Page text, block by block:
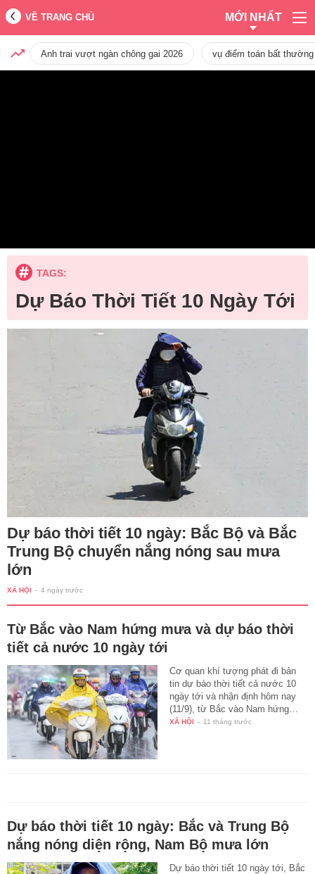
VỀ TRANG CHỦ MỚI NHẤT
Anh trai vượt ngàn chông gai 2026 vụ điểm toán bất
TAGS:
Dự Báo Thời Tiết 10 Ngày Tới
Dự báo thời tiết 10 ngày: Bắc Bộ và Bắc
Trung Bộ chuyển nắng nóng sau mưa
lớn
XÃ HỘI - 4 ngày trước
Từ Bắc vào Nam hứng mưa và dự báo thời
tiết cả nước 10 ngày tới
Cơ quan khí tượng phát đi bản
tin dự báo thời tiết cả nước 10
ngày tới và nhận định hôm nay
(11/9), từ Bắc vào Nam hứng…
XÃ HỘI - 11 tháng trước
Dự báo thời tiết 10 ngày: Bắc và Trung Bộ
nắng nóng diện rộng, Nam Bộ mưa lớn
Dự báo thời tiết 10 ngày tới, Bắc